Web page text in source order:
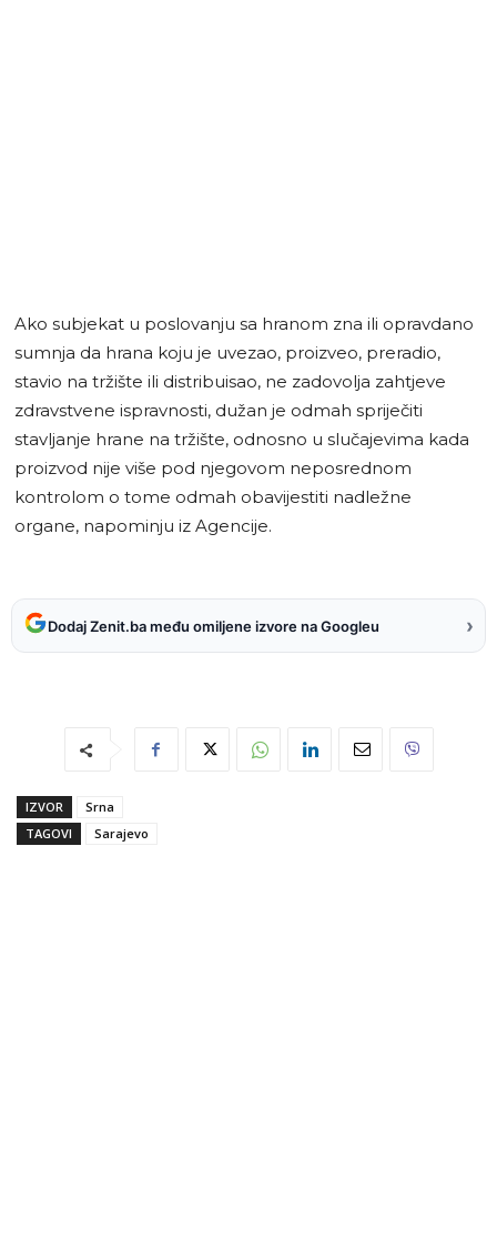
Ako subjekat u poslovanju sa hranom zna ili opravdano
sumnja da hrana koju je uvezao, proizveo, preradio,
stavio na tržište ili distribuisao, ne zadovolja zahtjeve
zdravstvene ispravnosti, dužan je odmah spriječiti
stavljanje hrane na tržište, odnosno u slučajevima kada
proizvod nije više pod njegovom neposrednom
kontrolom o tome odmah obavijestiti nadležne
organe, napominju iz Agencije.
Dodaj Zenit.ba među omiljene izvore na Googleu ›
IZVOR
Srna
TAGOVI
Sarajevo